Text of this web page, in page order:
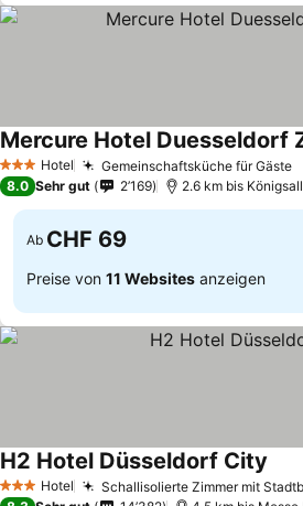
3 SterneHotel Gemeinschaftsküche für Gäste
Mercure Hotel Duesseldorf
8.0 Sehr gut 2’169 2.6 km bis
Ab CHF 69
Preise von 11 Websites anzeigen
3 SterneHotel Schallisolierte Zimmer mit
H2 Hotel Düsseldorf City